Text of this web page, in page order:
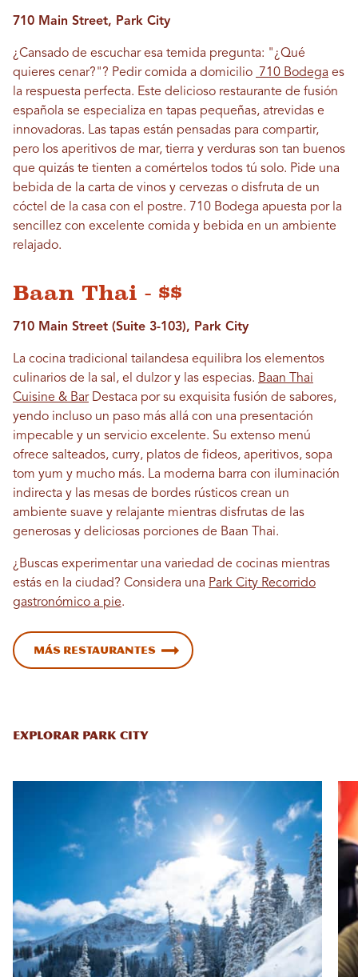
710 Main Street, Park City
¿Cansado de escuchar esa temida pregunta: "¿Qué
quieres cenar?"? Pedir comida a domicilio
710 Bodega es
la respuesta perfecta. Este delicioso restaurante de fusión
española se especializa en tapas pequeñas, atrevidas e
innovadoras. Las tapas están pensadas para compartir,
pero los aperitivos de mar, tierra y verduras son tan buenos
que quizás te tienten a comértelos todos tú solo. Pide una
bebida de la carta de vinos y cervezas o disfruta de un
cóctel de la casa con el postre. 710 Bodega apuesta por la
sencillez con excelente comida y bebida en un ambiente
relajado.
Baan Thai - $$
710 Main Street (Suite 3-103), Park City
La cocina tradicional tailandesa equilibra los elementos
culinarios de la sal, el dulzor y las especias. Baan Thai
Cuisine & BarDestaca por su exquisita fusión de sabores,
yendo incluso un paso más allá con una presentación
impecable y un servicio excelente. Su extenso menú
ofrece salteados, curry, platos de fideos, aperitivos, sopa
tom yum y mucho más. La moderna barra con iluminación
indirecta y las mesas de bordes rústicos crean un
ambiente suave y relajante mientras disfrutas de las
generosas y deliciosas porciones de Baan Thai.
¿Buscas experimentar una variedad de cocinas mientras
estás en la ciudad? Considera una Park City Recorrido
gastronómico a pie.
Más restaurantes
EXPLORAR PARK CITY